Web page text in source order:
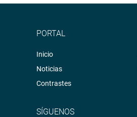
PORTAL
Inicio
Noticias
Contrastes
SÍGUENOS